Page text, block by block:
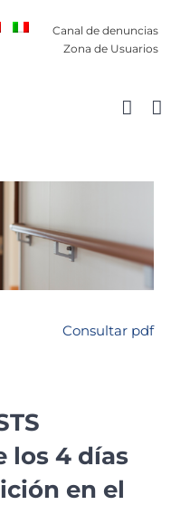
Canal de denuncias
Zona de Usuarios
Consultar pdf
los 4 días
en el